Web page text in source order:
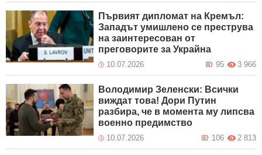
Първият дипломат на Кремъл:
Западът умишлено се преструва
на заинтересован от
преговорите за Украйна
10.07.2026 3 966
95
Володимир Зеленски: Всички
виждат това! Дори Путин
разбира, че в момента му липсва
военно предимство
10.07.2026 2 813
106